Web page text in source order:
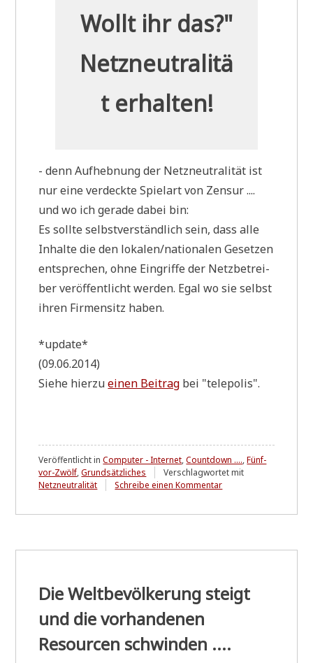
Wollt ihr das?"
Netzneutralitä
t erhalten!
- denn Auf­heb­nung der Netz­neu­tra­li­tät ist
nur eine ver­deck­te Spiel­art von Zen­sur ....
und wo ich gera­de dabei bin:
Es soll­te selbst­ver­ständ­lich sein, dass alle
Inhal­te die den lokalen/nationalen Geset­zen
ent­spre­chen, ohne Ein­grif­fe der Netz­be­trei­
ber ver­öf­fent­licht wer­den. Egal wo sie selbst
ihren Fir­men­sitz haben.
*update*
(09.06.2014)
Sie­he hier­zueinen Bei­trag bei "tele­po­lis".
Veröffentlicht inComputer - Internet,Countdown ....,Fünf-
vor-Zwölf,Grundsätzliches
Verschlagwortet mit
Netzneutralität
Schreibe einen Kommentarzu
ein
Kommunikation
des
p
Die Weltbevölkerung steigt
und die vorhandenen
Resourcen schwinden ....